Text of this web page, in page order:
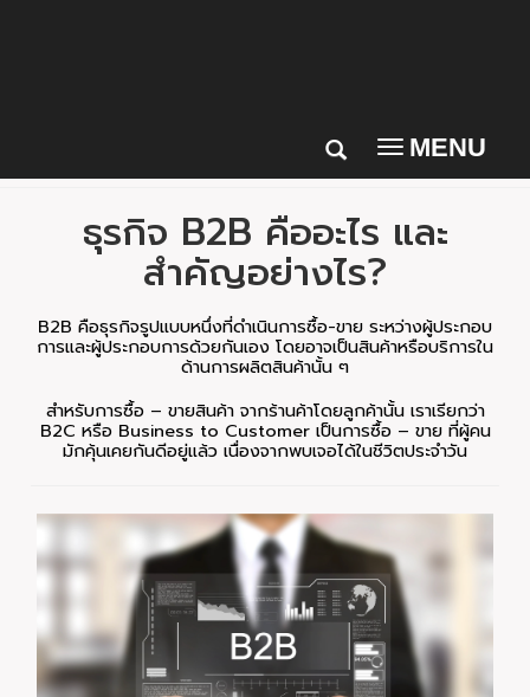
Toggle
navigation
MENU
ธุรกิจ B2B คืออะไร และ
สำคัญอย่างไร?
B2B คือธุรกิจรูปแบบหนึ่งที่ดำเนินการซื้อ-ขาย ระหว่างผู้ประกอบ
การและผู้ประกอบการด้วยกันเอง โดยอาจเป็นสินค้าหรือบริการใน
ด้านการผลิตสินค้านั้น ๆ
สำหรับการซื้อ – ขายสินค้า จากร้านค้าโดยลูกค้านั้น เราเรียกว่า
B2C หรือ Business to Customer เป็นการซื้อ – ขาย ที่ผู้คน
มักคุ้นเคยกันดีอยู่แล้ว เนื่องจากพบเจอได้ในชีวิตประจำวัน